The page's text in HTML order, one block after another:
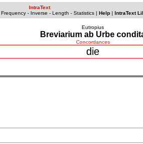
IntraText
Frequency- Inverse - Length - Statistics| Help| IntraText
Eutropius
Breviarium ab Urbe
Concordances
die